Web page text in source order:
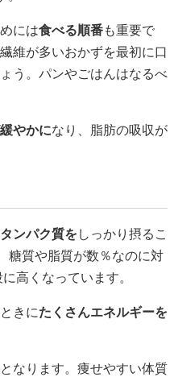
には食べる順番も重要で
維が多いおかずを最初に口
う。パンやごはんはなるべ
やかになり、脂肪の吸収が
タンパク質を しっかり摂るこ
糖質や脂質が数％なのに対
高くなっています。
きにたくさんエネルギーを
となります。痩せやすい体質